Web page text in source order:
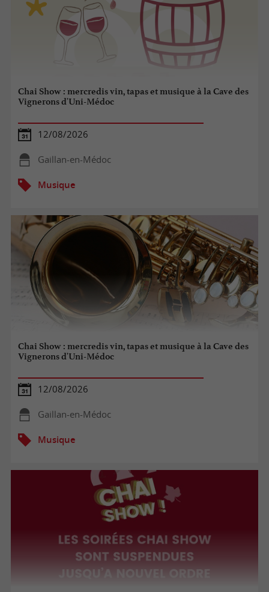
Chai Show : mercredis vin, tapas et musique à la Cave des
Vignerons d'Uni-Médoc
12/08/2026
Gaillan-en-Médoc
Musique
Chai Show : mercredis vin, tapas et musique à la Cave des
Vignerons d'Uni-Médoc
12/08/2026
Gaillan-en-Médoc
Musique